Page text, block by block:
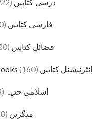
Farsi Books فارسی کتابیں (30)
Fazail Books فضائل کتابیں (20)
International Books انٹرنیشنل کتابیں (160)
Islamic Gifts اسلامی حدیہ (8)
Magazines میگزین (128)